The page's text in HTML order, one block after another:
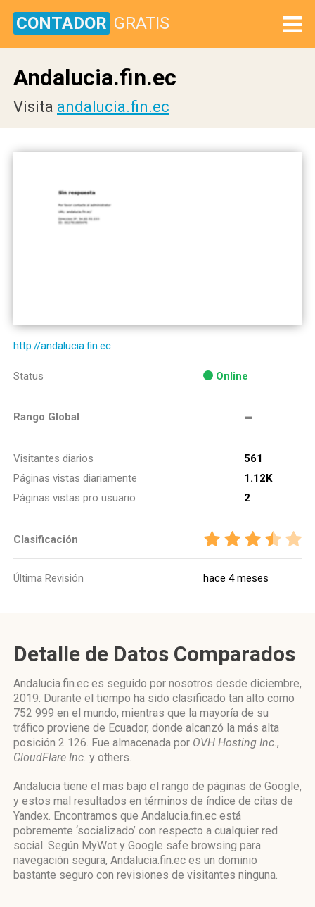
CONTADOR GRATIS
Andalucia.fin.ec
Visita andalucia.fin.ec
http://andalucia.fin.ec
Status Online
Rango Global -
Visitantes diarios
561
Páginas vistas diariamente
1.12K
Páginas vistas pro usuario
2
Clasificación
Última Revisión hace 4 meses
Detalle de Datos Comparados
Andalucia.fin.ec es seguido por nosotros desde diciembre,
2019. Durante el tiempo ha sido clasificado tan alto como
752 999 en el mundo, mientras que la mayoría de su
tráfico proviene de Ecuador, donde alcanzó la más alta
posición 2 126. Fue almacenada por OVH Hosting Inc.,
CloudFlare Inc. y others.
Andalucia tiene el mas bajo el rango de páginas de Google,
y estos mal resultados en términos de índice de citas de
Yandex. Encontramos que Andalucia.fin.ec está
pobremente ‘socializado’ con respecto a cualquier red
social. Según MyWot y Google safe browsing para
navegación segura, Andalucia.fin.ec es un dominio
bastante seguro con revisiones de visitantes ninguna.